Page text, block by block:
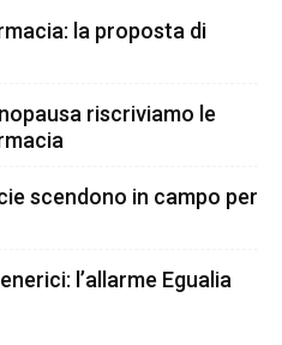
la proposta di
riscriviamo le
scendono in campo per
l’allarme Egualia